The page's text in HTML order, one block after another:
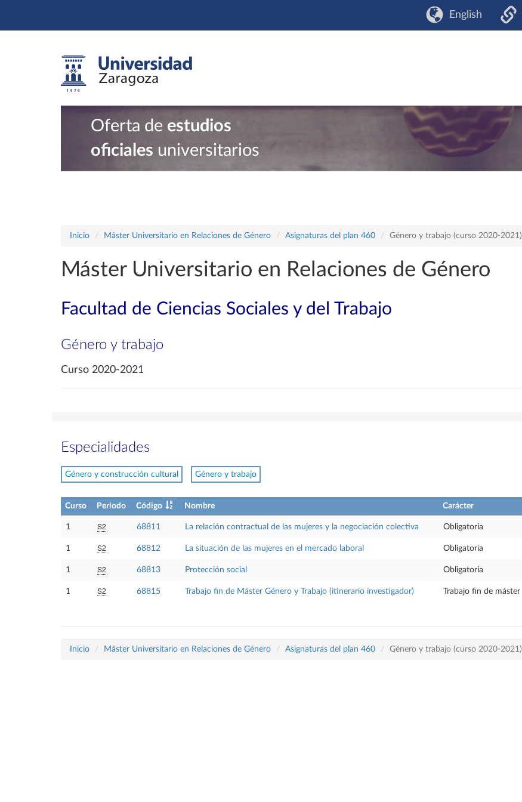
English
Oferta de estudios
oficiales universitarios
Inicio Máster Universitario en Relaciones de Género Asignaturas del plan 460 Género y trabajo (curso 2020-2021)
Máster Universitario en Relaciones de Género
Facultad de Ciencias Sociales y del Trabajo
Género y trabajo
Curso 2020-2021
Especialidades
Género y construcción cultural Género y trabajo
Curso Periodo Código Nombre Carácter
1 S2 68811 La relación contractual de las mujeres y la negociación colectiva Obligatoria
1 S2 68812 La situación de las mujeres en el mercado laboral Obligatoria
1 S2 68813 Protección social Obligatoria
1 S2 68815 Trabajo fin de Máster Género y Trabajo (itinerario investigador) Trabajo fin de máster
Inicio Máster Universitario en Relaciones de Género Asignaturas del plan 460 Género y trabajo (curso 2020-2021)